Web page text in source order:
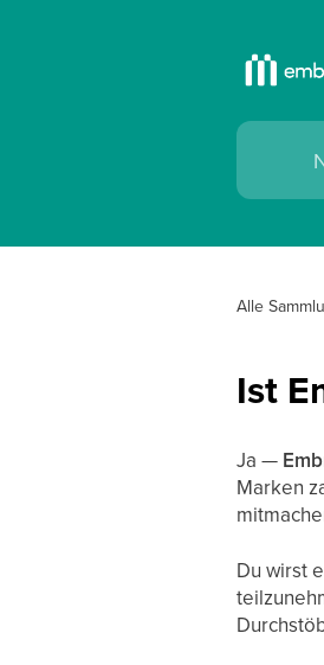
Alle
Ist
Ja —
Marken
Du wirst